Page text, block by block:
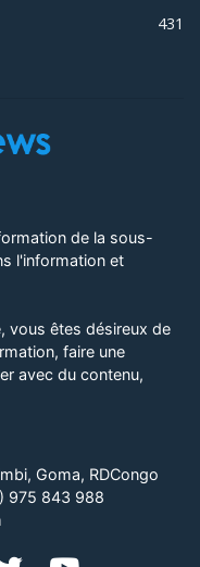
431
de la sous-
l'information et
vous êtes désireux de
faire une
avec du contenu,
Goma, RDCongo
975 843 988